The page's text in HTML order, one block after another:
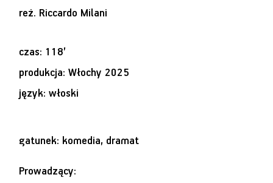
reż. Riccardo Milani
czas: 118’
produkcja: Włochy 2025
język: włoski
gatunek: komedia, dramat
Prowadzący: